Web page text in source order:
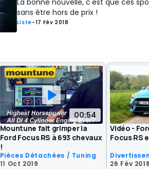
sans être hors de prix !
Liste-17 Fév 2018
00:54
Mountune fait grimper la
Ford Focus RS à 693 chevaux
!
Pièces Détachées / Tuning
11 Oct 2019
Vidéo -
Focus RS
26 Fév 2018